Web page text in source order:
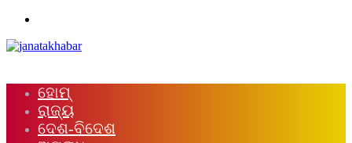
ହୋମ୍
ରାଜ୍ୟ
ଦେଶ-ବିଦେଶ